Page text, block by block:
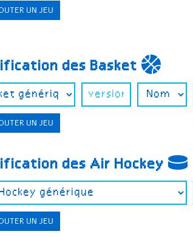
UN JEU
des Basket
UN JEU
des Air Hockey
UN JEU